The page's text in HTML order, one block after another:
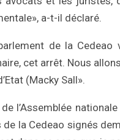
a-t-il déclaré.
de la
cet arrêt. Nous
(Macky Sall».
l’Assemblée
la Cedeao signés